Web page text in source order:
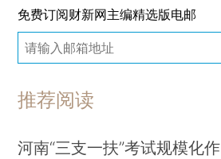
免费订阅财新网主编精选版电邮
推荐阅读
河南“三支一扶”考试规模化作